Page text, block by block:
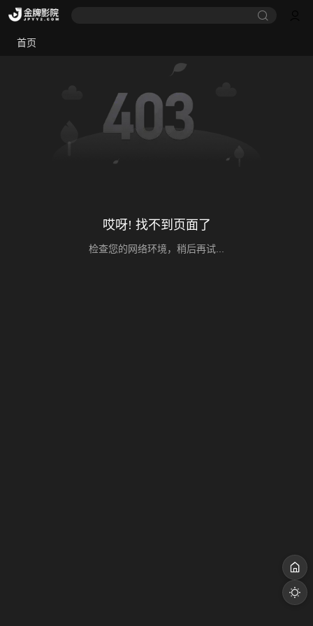
首页
哎呀! 找不到页面了
检查您的网络环境，稍后再试...